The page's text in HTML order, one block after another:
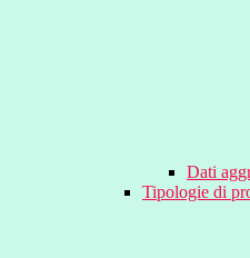
Dati
Tipologie di